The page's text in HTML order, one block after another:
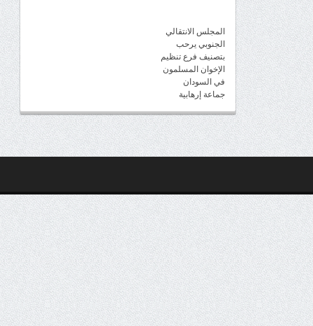
المجلس الانتقالي
الجنوبي يرحب
بتصنيف فرع تنظيم
الإخوان المسلمون
في السودان
جماعة إرهابية